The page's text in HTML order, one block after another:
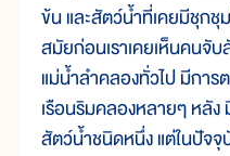
ข้น และสัตว์น้ำที่เคยมีชุก
สมัยก่อนเราเคยเห็นคนจั
แม่น้ำลำคลองทั่วไป มีกา
เรือนริมคลองหลายๆ หลัง
สัตว์น้ำชนิดหนึ่ง แต่ในปัจ